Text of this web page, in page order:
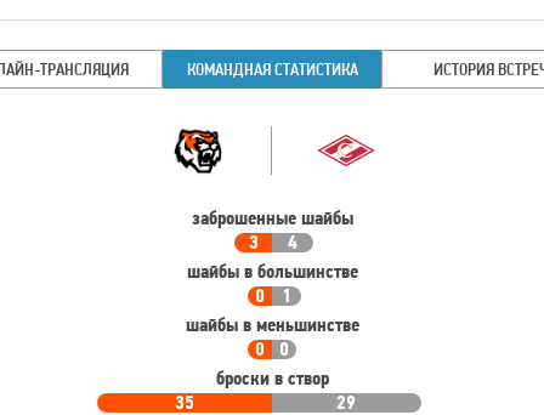
ТРАНСЛЯЦИЯ КОМАНДНАЯ СТАТИСТИКА ИСТОРИЯ
Команда
заброшенные шайбы
3
4
шайбы в большинстве
0
1
шайбы в меньшинстве
0
0
броски в створ
35
29